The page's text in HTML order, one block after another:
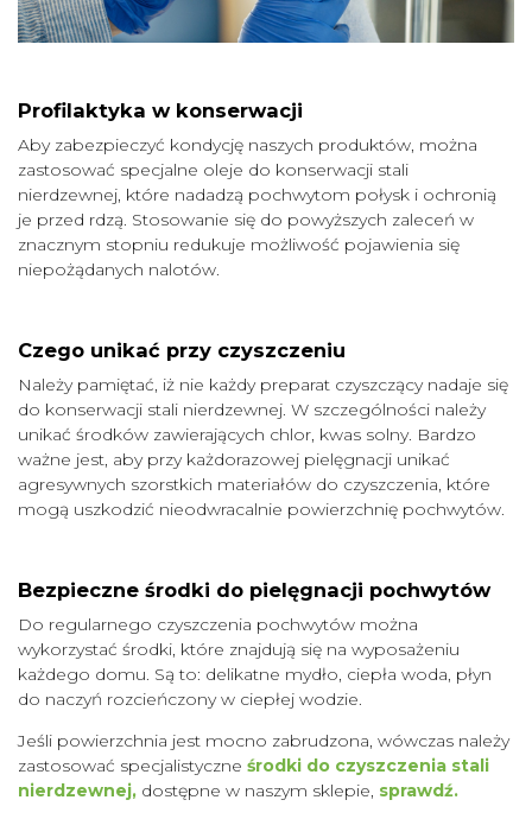
Profilaktyka w konserwacji
Aby zabezpieczyć kondycję naszych produktów, można
zastosować specjalne oleje do konserwacji stali
nierdzewnej, które nadadzą pochwytom połysk i ochronią
je przed rdzą. Stosowanie się do powyższych zaleceń w
znacznym stopniu redukuje możliwość pojawienia się
niepożądanych nalotów.
Czego unikać przy czyszczeniu
Należy pamiętać, iż nie każdy preparat czyszczący nadaje się
do konserwacji stali nierdzewnej. W szczególności należy
unikać środków zawierających chlor, kwas solny. Bardzo
ważne jest, aby przy każdorazowej pielęgnacji unikać
agresywnych szorstkich materiałów do czyszczenia, które
mogą uszkodzić nieodwracalnie powierzchnię pochwytów.
Bezpieczne środki do pielęgnacji pochwytów
Do regularnego czyszczenia pochwytów można
wykorzystać środki, które znajdują się na wyposażeniu
każdego domu. Są to: delikatne mydło, ciepła woda, płyn
do naczyń rozcieńczony w ciepłej wodzie.
Jeśli powierzchnia jest mocno zabrudzona, wówczas należy
zastosować specjalistyczne środki do czyszczenia stali
nierdzewnej, dostępne w naszym sklepie, sprawdź.